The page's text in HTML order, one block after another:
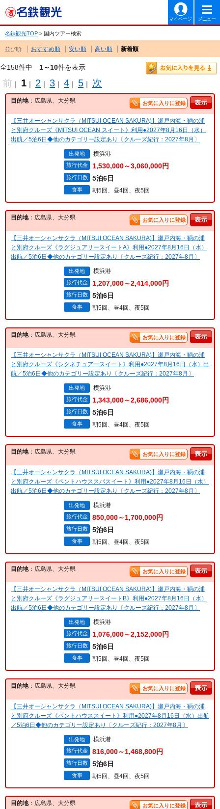
マイページ メニュー
名鉄観光TOP > 国内ツアー検索
並び順: おすすめ順 安い順 高い順 新着順
全158件中 1～10件を表示
前 ｜ 1 ｜ 2 ｜ 3 ｜ 4 ｜ 5 ｜ 次
目的地：広島県、大分県 お気に入りに登録
【三井オーシャンサクラ（MITSUI OCEAN SAKURA)】瀬戸内海・鞆の浦
と別府クルーズ《MITSUI OCEAN スイート》利用●2027年8月16日（水）
出航／5泊6日◆他のカテゴリー設定あり〔クルーズ紀行：2027年8月〕
出発地 横浜港
旅行代金 1,530,000～3,060,000円
旅行日数 5泊6日
食事 朝5回、昼4回、夜5回
目的地：広島県、大分県 お気に入りに登録
【三井オーシャンサクラ（MITSUI OCEAN SAKURA)】瀬戸内海・鞆の浦
と別府クルーズ《ラグジュアリースイートA》利用●2027年8月16日（水）
出航／5泊6日◆他のカテゴリー設定あり〔クルーズ紀行：2027年8月〕
出発地 横浜港
旅行代金 1,207,000～2,414,000円
旅行日数 5泊6日
食事 朝5回、昼4回、夜5回
目的地：広島県、大分県 お気に入りに登録
【三井オーシャンサクラ（MITSUI OCEAN SAKURA)】瀬戸内海・鞆の浦
と別府クルーズ《シグネチュアースイート》利用●2027年8月16日（水）出
航／5泊6日◆他のカテゴリー設定あり〔クルーズ紀行：2027年8月〕
出発地 横浜港
旅行代金 1,343,000～2,686,000円
旅行日数 5泊6日
食事 朝5回、昼4回、夜5回
目的地：広島県、大分県 お気に入りに登録
【三井オーシャンサクラ（MITSUI OCEAN SAKURA)】瀬戸内海・鞆の浦
と別府クルーズ《ペントハウススパスイート》利用●2027年8月16日（水）
出航／5泊6日◆他のカテゴリー設定あり〔クルーズ紀行：2027年8月〕
出発地 横浜港
旅行代金 850,000～1,700,000円
旅行日数 5泊6日
食事 朝5回、昼4回、夜5回
目的地：広島県、大分県 お気に入りに登録
【三井オーシャンサクラ（MITSUI OCEAN SAKURA)】瀬戸内海・鞆の浦
と別府クルーズ《ラグジュアリースイートB》利用●2027年8月16日（水）
出航／5泊6日◆他のカテゴリー設定あり〔クルーズ紀行：2027年8月〕
出発地 横浜港
旅行代金 1,076,000～2,152,000円
旅行日数 5泊6日
食事 朝5回、昼4回、夜5回
目的地：広島県、大分県 お気に入りに登録
【三井オーシャンサクラ（MITSUI OCEAN SAKURA)】瀬戸内海・鞆の浦
と別府クルーズ《ペントハウススイート》利用●2027年8月16日（水）出航
／5泊6日◆他のカテゴリー設定あり〔クルーズ紀行：2027年8月〕
出発地 横浜港
旅行代金 816,000～1,468,800円
旅行日数 5泊6日
食事 朝5回、昼4回、夜5回
目的地：広島県、大分県 お気に入りに登録